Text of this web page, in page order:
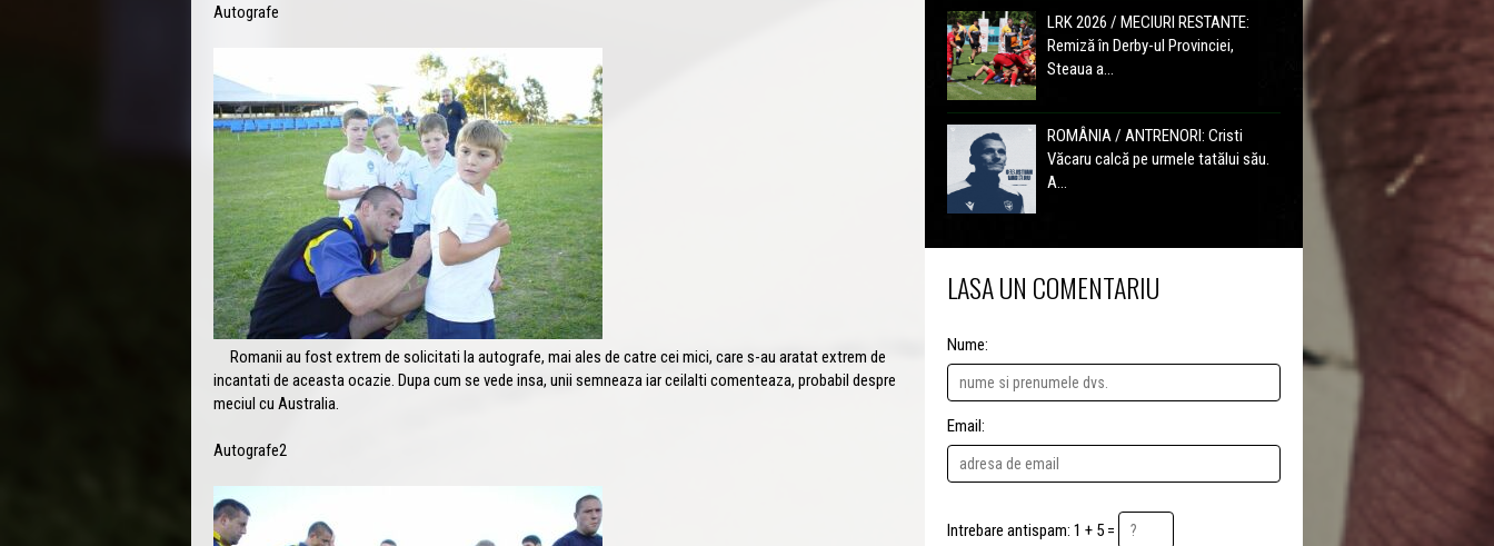
Autografe
Romanii au fost extrem de solicitati la autografe, mai ales de catre cei mici, care s-au aratat extrem de
incantati de aceasta ocazie. Dupa cum se vede insa, unii semneaza iar ceilalti comenteaza, probabil despre
meciul cu Australia.
Autografe2
LRK 2026 / MECIURI RESTANTE:
Remiză în Derby-ul Provinciei,
Steaua a...
ROMÂNIA / ANTRENORI: Cristi
Văcaru calcă pe urmele tatălui său.
A...
LASA UN COMENTARIU
Nume:
Email:
Intrebare antispam: 1 + 5 =